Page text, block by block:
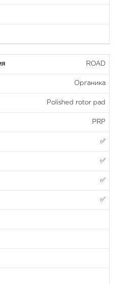
ROAD
Органика
Polished rotor pad
PRP
✅
✅
✅
✅